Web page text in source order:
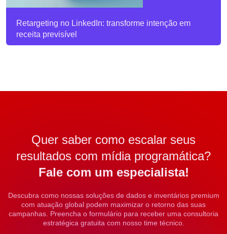
Retargeting no LinkedIn: transforme intenção em
receita previsível
Quer saber como escalar seus
resultados com mídia programática?
Fale com um especialista!
Descubra como nossas soluções de dados e inventários premium
com atuação global podem maximizar o retorno das suas
campanhas. Preencha o formulário para receber uma consultoria
estratégica gratuita com nosso time técnico.